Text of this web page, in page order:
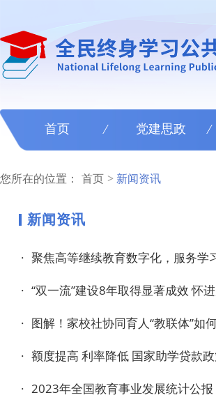
首页 党建思政
您所在的位置： 首页 新闻资讯
新闻资讯
· 聚焦高等继续教育数字化，服务学习型
· “双一流”建设8年取得显著成效 怀
· 图解！家校社协同育人“教联体”如
· 额度提高 利率降低 国家助学贷款
· 2023年全国教育事业发展统计公报